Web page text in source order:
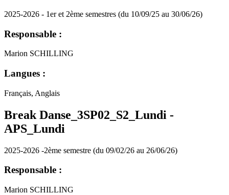
2025-2026 - 1er et 2ème semestres (du 10/09/25 au 30/06/26)
Responsable :
Marion SCHILLING
Langues :
Français, Anglais
Break Danse_3SP02_S2_Lundi -
APS_Lundi
2025-2026 -2ème semestre (du 09/02/26 au 26/06/26)
Responsable :
Marion SCHILLING